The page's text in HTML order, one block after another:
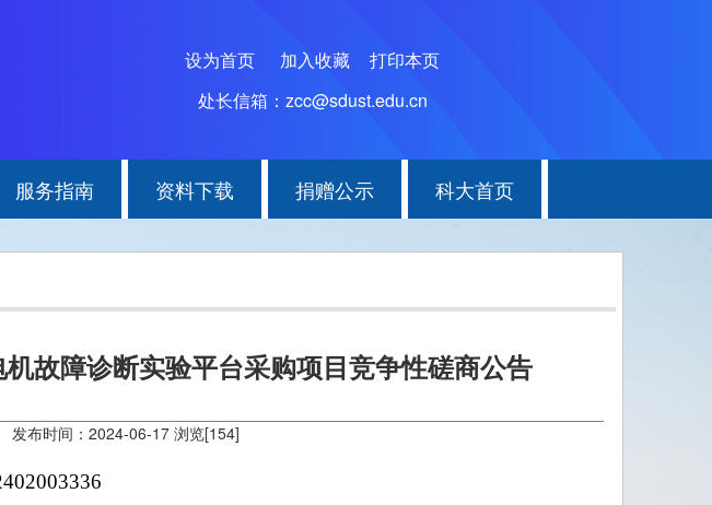
设为首页 加入收藏
打印本页
处长信箱：zcc@sdust.edu.cn
服务指南 资料下载 捐赠公示 科大首页
故障诊断实验平台采购项目竞争性磋商公告
发布时间：2024-06-17 浏览[154]